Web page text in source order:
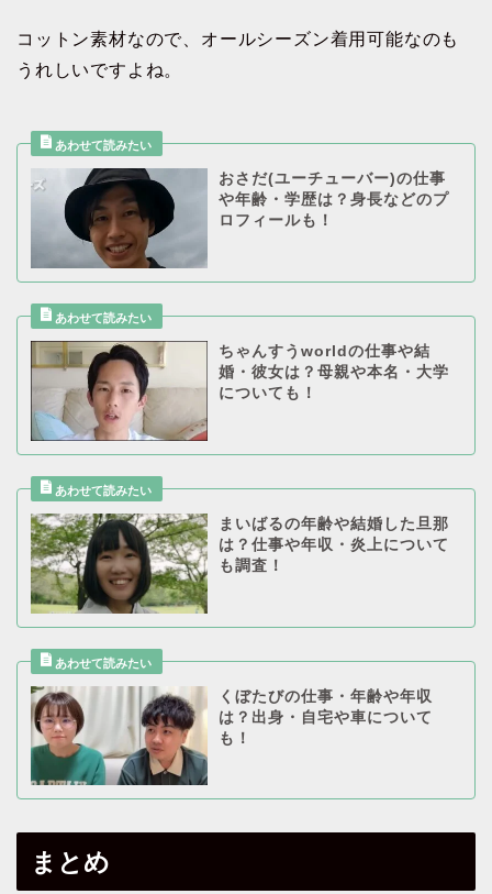
コットン素材なので、オールシーズン着用可能なのも
うれしいですよね。
おさだ(ユーチューバー)の仕事
や年齢・学歴は？身長などのプ
ロフィールも！
ちゃんすうworldの仕事や結
婚・彼女は？母親や本名・大学
についても！
まいばるの年齢や結婚した旦那
は？仕事や年収・炎上について
も調査！
くぼたびの仕事・年齢や年収
は？出身・自宅や車について
も！
まとめ